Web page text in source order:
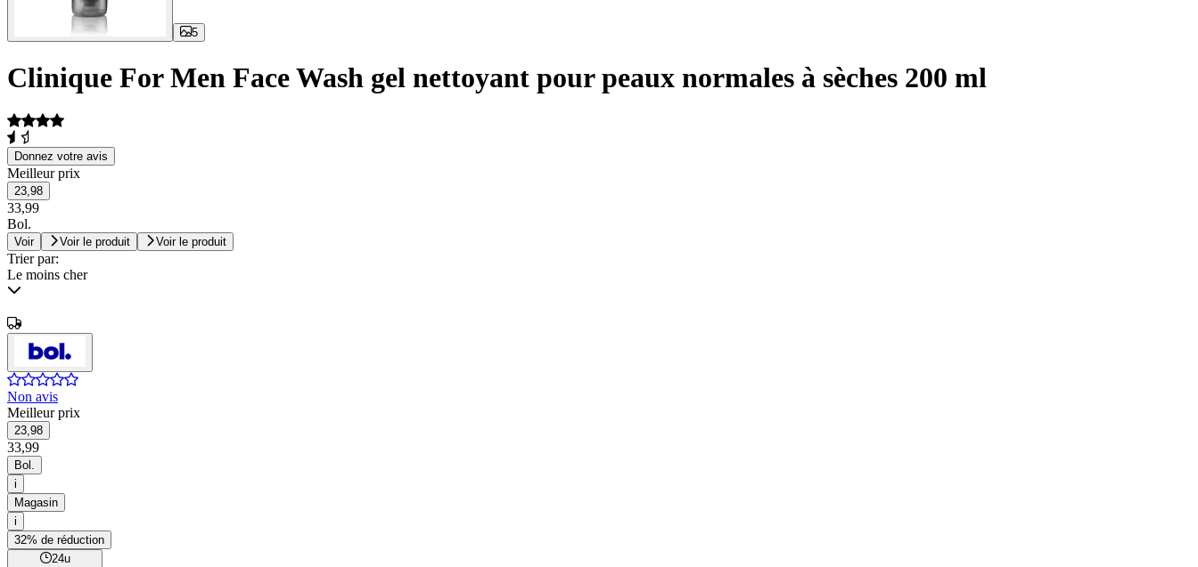
5
Clinique For Men Face Wash gel nettoyant pour peaux normales à sèches 200 ml
Donnez votre avis
Meilleur prix
23,98
33,99
Bol.
Voir Voir le produit Voir le produit
Trier par:
Le moins cher
Non avis
Meilleur prix
23,98
33,99
Bol.
i
Magasin
i
32% de réduction
24u